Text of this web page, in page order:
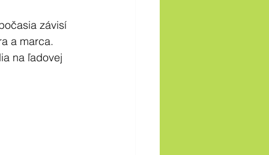
závisí
a marca.
na ľadovej